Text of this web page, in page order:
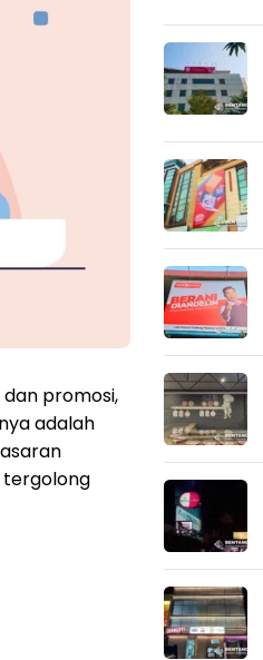
promosi,
adalah
tergolong